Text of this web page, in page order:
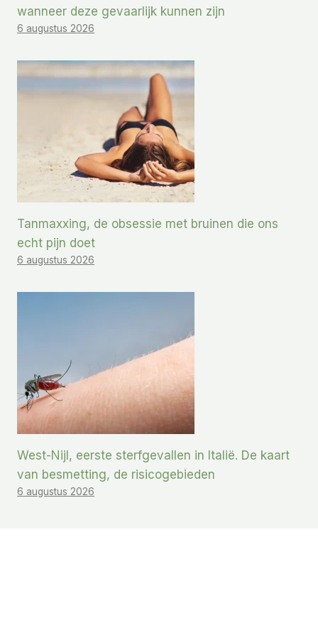
wanneer deze gevaarlijk kunnen zijn
6 augustus 2026
Tanmaxxing, de obsessie met bruinen die ons
echt pijn doet
6 augustus 2026
West-Nijl, eerste sterfgevallen in Italië. De kaart
van besmetting, de risicogebieden
6 augustus 2026